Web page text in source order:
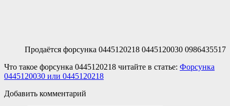
Продаётся форсунка 0445120218 0445120030 0986435517
Что такое форсунка 0445120218 читайте в статье: Форсунка
0445120030 или 0445120218
Добавить комментарий